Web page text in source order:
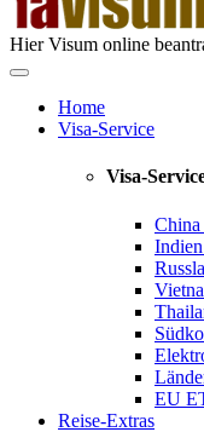
Hier Visum online
Home
Visa-Service
Visa-
EU
Reise-Extras